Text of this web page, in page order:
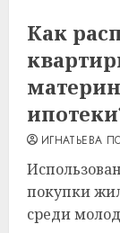
Как
ИГНАТЬЕВА
покупки
среди